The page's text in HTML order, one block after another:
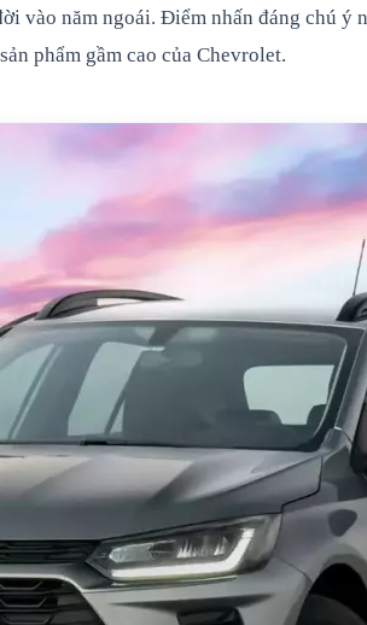
vào năm ngoái. Điểm nhấn đáng chú
phẩm gầm cao của Chevrolet.